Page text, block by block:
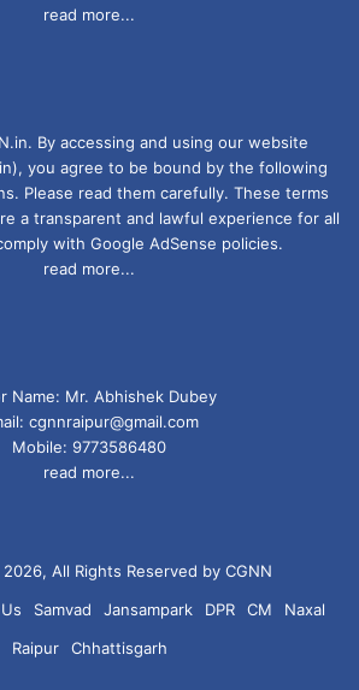
read more...
By accessing and using our website
you agree to be bound by the following
Please read them carefully. These terms
a transparent and lawful experience for all
with Google AdSense policies.
read more...
Name: Mr. Abhishek Dubey
cgnnraipur@gmail.com
Mobile: 9773586480
read more...
All Rights Reserved by CGNN
Samvad Jansampark DPR CM
Naxal
Raipur
Chhattisgarh